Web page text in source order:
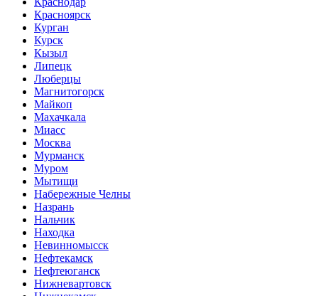
Красноярск
Курган
Курск
Кызыл
Липецк
Люберцы
Магнитогорск
Майкоп
Махачкала
Миасс
Москва
Мурманск
Муром
Мытищи
Набережные Челны
Назрань
Нальчик
Находка
Невинномысск
Нефтекамск
Нефтеюганск
Нижневартовск